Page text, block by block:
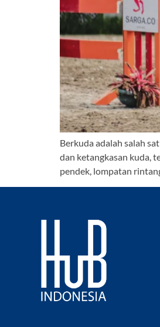
Berkuda adalah salah
dan ketangkasan kuda,
pendek, lompatan